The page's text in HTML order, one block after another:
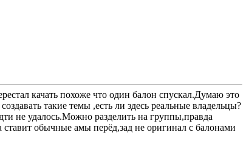
качать похоже что один балон спускал.Думаю это
такие темы ,есть ли здесь реальные владельцы?
не удалось.Можно разделить на группы,правда
обычные амы перёд,зад не оригинал с балонами